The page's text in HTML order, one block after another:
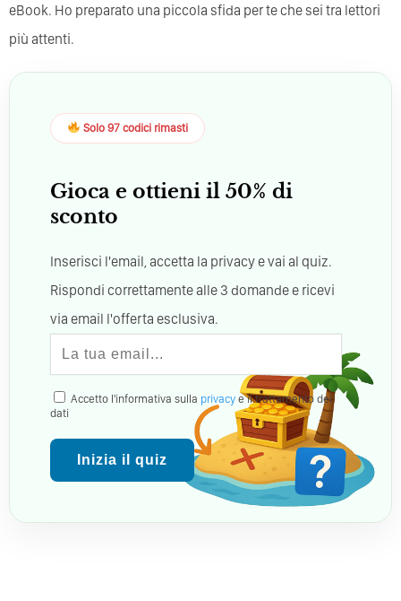
eBook. Ho preparato una piccola sfida per te che sei tra lettori
più attenti.
Solo 97 codici rimasti
Gioca e ottieni il 50% di
sconto
Inserisci l'email, accetta la privacy e vai al quiz.
Rispondi correttamente alle 3 domande e ricevi
via email l'offerta esclusiva.
Accetto l'informativa sulla privacy e il trattamento dei
dati
Inizia il quiz